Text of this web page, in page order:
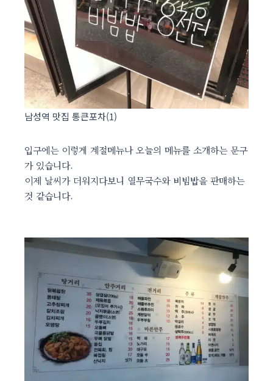
남성역 맛집 통큰포차(1)
입구에는 이렇게 계절메뉴나 오늘의 메뉴를 소개하는 문구
가 있습니다.
이제 날씨가 더워지다보니 열무국수와 비빔밥을 판매하는
것 같습니다.